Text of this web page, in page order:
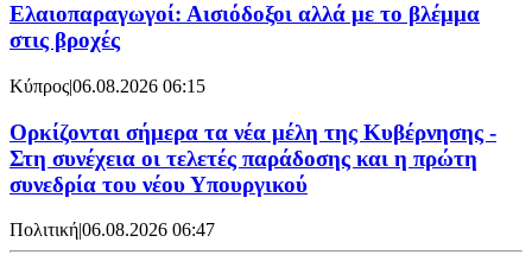
Ελαιοπαραγωγοί: Αισιόδοξοι αλλά με το βλέμμα
στις βροχές
Κύπρος|06.08.2026 06:15
Ορκίζονται σήμερα τα νέα μέλη της Κυβέρνησης -
Στη συνέχεια οι τελετές παράδοσης και η πρώτη
συνεδρία του νέου Υπουργικού
Πολιτική|06.08.2026 06:47